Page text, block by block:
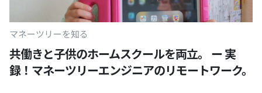
マネーツリーを知る
共働きと子供のホームスクールを両立。 ー 実
録！マネーツリーエンジニアのリモートワーク。